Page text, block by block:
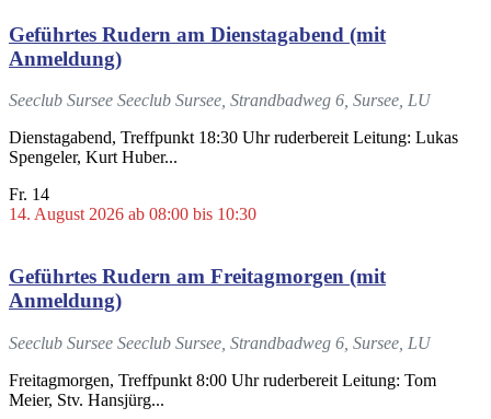
Geführtes Rudern am Dienstagabend (mit
Anmeldung)
Seeclub Sursee Seeclub Sursee, Strandbadweg 6, Sursee, LU
Dienstagabend, Treffpunkt 18:30 Uhr ruderbereit Leitung: Lukas
Spengeler, Kurt Huber...
Fr. 14
14. August 2026 ab 08:00 bis 10:30
Geführtes Rudern am Freitagmorgen (mit
Anmeldung)
Seeclub Sursee Seeclub Sursee, Strandbadweg 6, Sursee, LU
Freitagmorgen, Treffpunkt 8:00 Uhr ruderbereit Leitung: Tom
Meier, Stv. Hansjürg...